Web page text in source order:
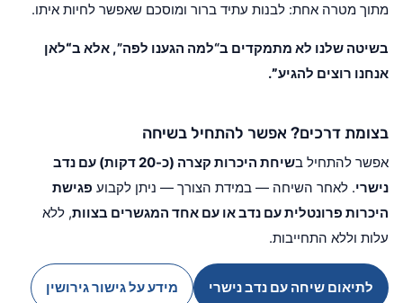
מתוך מטרה אחת: לבנות עתיד ברור ומוסכם שאפשר לחיות איתו.
בשיטה שלנו לא מתמקדים ב“למה הגענו לפה”, אלא ב“לאן
אנחנו רוצים להגיע”.
בצומת דרכים? אפשר להתחיל בשיחה
אפשר להתחיל ב
שיחת היכרות קצרה (כ-20 דקות) עם נדב
נישרי. לאחר השיחה — במידת הצורך — ניתן לקבוע פגישת
היכרות פרונטלית עם נדב או עם אחד המגשרים בצוות, ללא
עלות וללא התחייבות.
לתיאום שיחה עם נדב נישרי מידע על גישור גירושין